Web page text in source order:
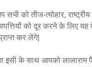
को तीज-त्योहार,
को दूर करने के लिए
कर लेंगे|
के साथ आपको लालाराम